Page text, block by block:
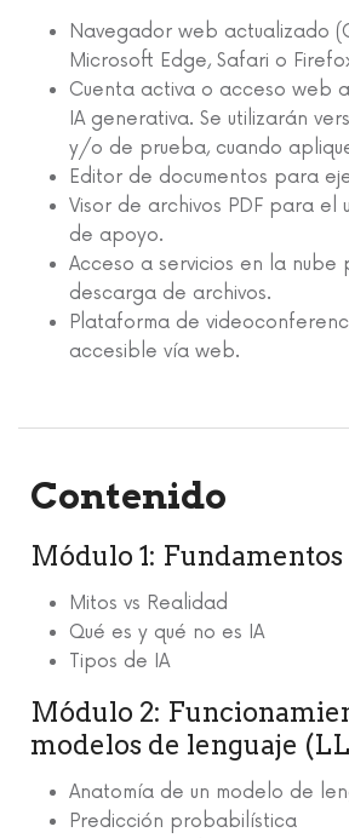
Navegador web actualizado
Microsoft Edge, Safari o
Cuenta activa o acceso web
IA generativa. Se utilizarán
y/o de prueba, cuando
Editor de documentos para
Visor de archivos PDF para el
de apoyo.
Acceso a servicios en la
descarga de archivos.
Plataforma de
accesible vía web.
Contenido
Módulo 1:
Mitos vs Realidad
Qué es y qué no es IA
Tipos de IA
Módulo 2:
modelos de lenguaje
Anatomía de un modelo de
Predicción probabilística